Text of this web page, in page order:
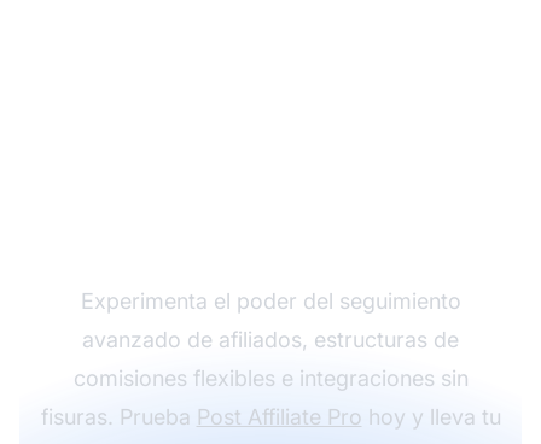
Experimenta el poder del seguimiento
avanzado de afiliados, estructuras de
comisiones flexibles e integraciones sin
fisuras. Prueba Post Affiliate Pro hoy y lleva tu